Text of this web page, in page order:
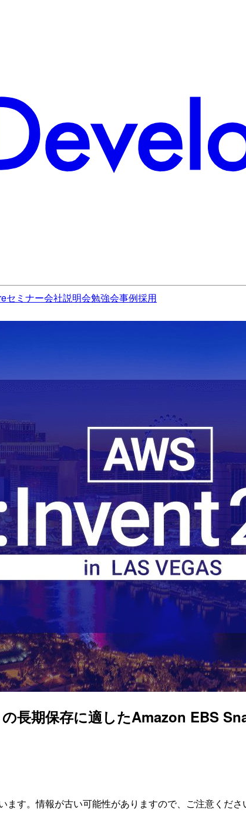
セミナー会社説明会勉強会事例採用
長期保存に適したAmazon EBS
す。情報が古い可能性がありますので、ご注意くださ